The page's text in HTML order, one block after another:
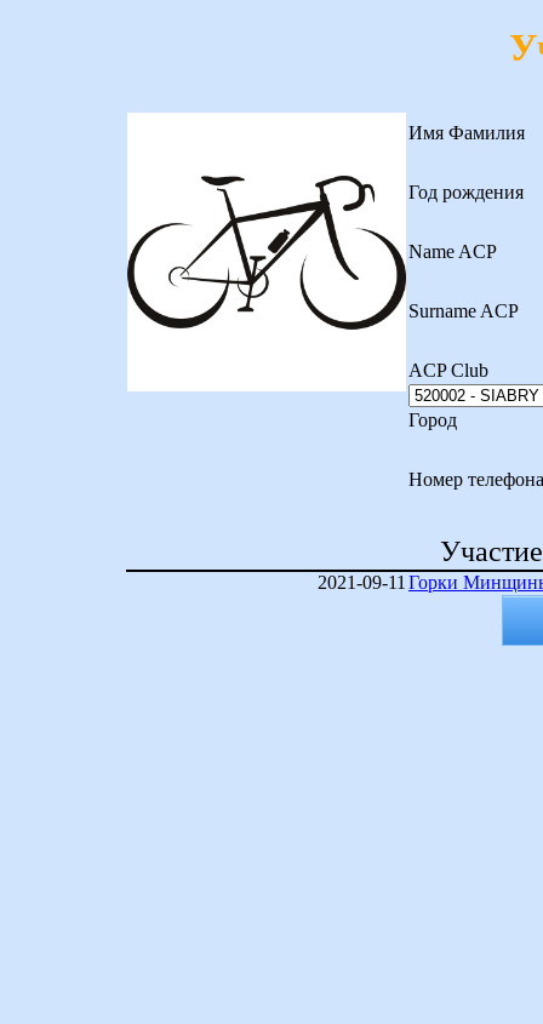
Имя Фамилия
Год рождения
Name ACP
Surname ACP
ACP Club
Город
Номер телефона
2021-09-11 Горки